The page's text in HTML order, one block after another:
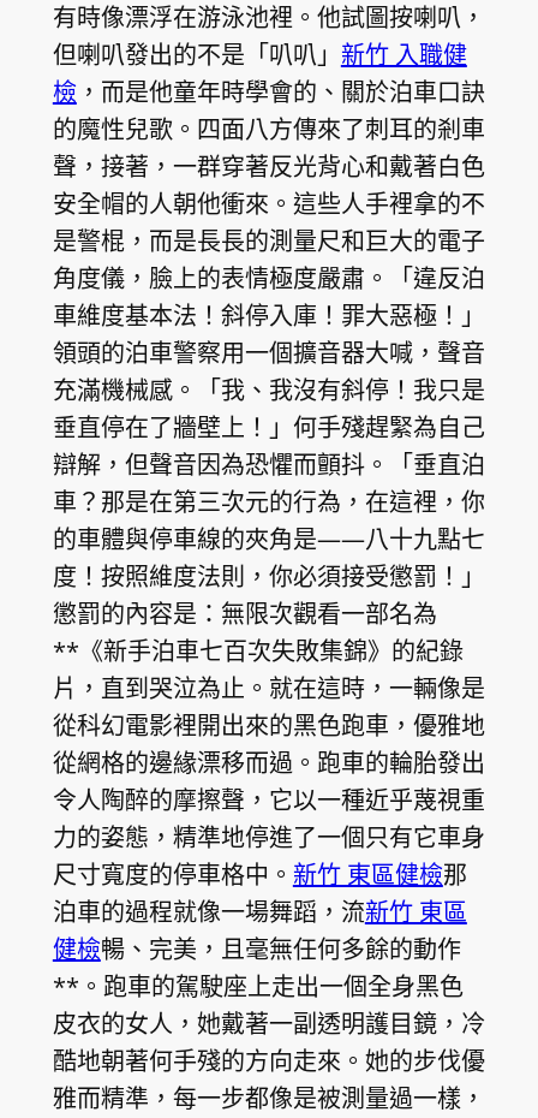
有時像漂浮在游泳池裡。他試圖按喇叭，
但喇叭發出的不是「叭叭」 新竹 入職健
檢 ，而是他童年時學會的、關於泊車口訣
的魔性兒歌。四面八方傳來了刺耳的剎車
聲，接著，一群穿著反光背心和戴著白色
安全帽的人朝他衝來。這些人手裡拿的不
是警棍，而是長長的測量尺和巨大的電子
角度儀，臉上的表情極度嚴肅。「違反泊
車維度基本法！斜停入庫！罪大惡極！」
領頭的泊車警察用一個擴音器大喊，聲音
充滿機械感。「我、我沒有斜停！我只是
垂直停在了牆壁上！」何手殘趕緊為自己
辯解，但聲音因為恐懼而顫抖。「垂直泊
車？那是在第三次元的行為，在這裡，你
的車體與停車線的夾角是——八十九點七
度！按照維度法則，你必須接受懲罰！」
懲罰的內容是：無限次觀看一部名為
**《新手泊車七百次失敗集錦》的紀錄
片，直到哭泣為止。就在這時，一輛像是
從科幻電影裡開出來的黑色跑車，優雅地
從網格的邊緣漂移而過。跑車的輪胎發出
令人陶醉的摩擦聲，它以一種近乎蔑視重
力的姿態，精準地停進了一個只有它車身
尺寸寬度的停車格中。 新竹 東區健檢那
泊車的過程就像一場舞蹈，流新竹 東區
健檢暢、完美，且毫無任何多餘的動作
**。跑車的駕駛座上走出一個全身黑色
皮衣的女人，她戴著一副透明護目鏡，冷
酷地朝著何手殘的方向走來。她的步伐優
雅而精準，每一步都像是被測量過一樣，